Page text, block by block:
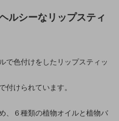
ルシーなリップスティ
で色付けをしたリップスティッ
付けられています。
、６種類の植物オイルと植物バ